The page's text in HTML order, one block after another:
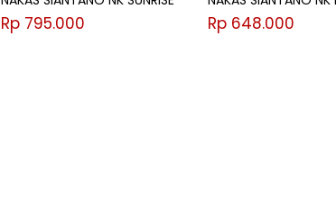
Harga
Rp 795.000 Harga
Rp 648.000